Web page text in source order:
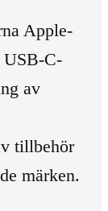
Apple-
C-
av
tillbehör
märken.